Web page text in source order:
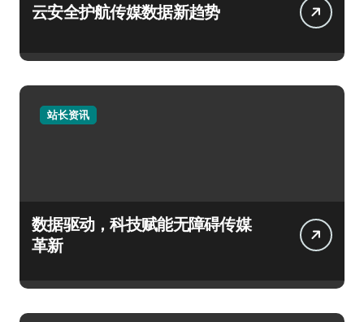
云安全护航传媒数据新趋势
站长资讯
数据驱动，科技赋能无障碍传媒
革新